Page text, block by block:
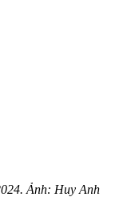
Ảnh: Huy Anh